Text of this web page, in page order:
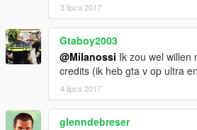
3 lipca 2017
Gtaboy2003
@Milanossi Ik zou wel willen
credits (ik heb gta v op ultra
4 lipca 2017
glenndebreser